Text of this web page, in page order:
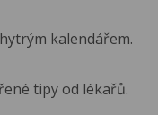
kalendářem.
tipy od lékařů.